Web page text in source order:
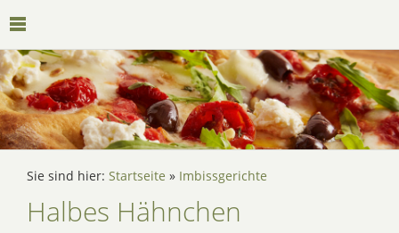
Sie sind hier: Startseite » Imbissgerichte
Halbes Hähnchen